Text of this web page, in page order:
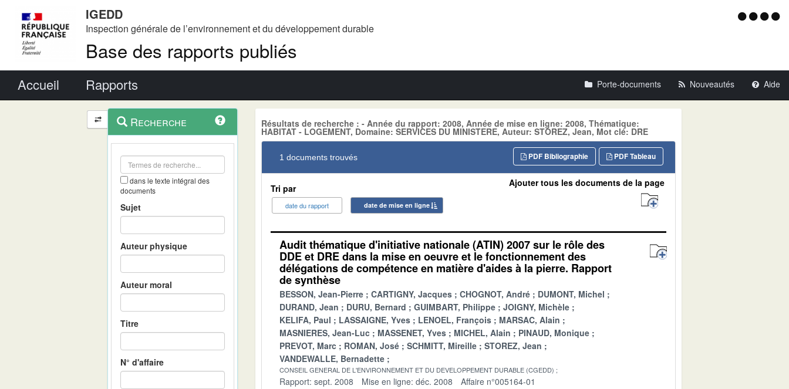
IGEDD
Inspection générale de l’environnement et du développement durable
Base des rapports publiés
Menu
Accueil Rapports Porte-documents Nouveautés Aide
Navigation
et
outils
contextuel
Recherche
dans le texte intégral des
documents
Sujet
Auteur physique
Auteur moral
Titre
N° d'affaire
Résultats de recherche : - Année du rapport: 2008, Année de mise en ligne: 2008, Thématique:
HABITAT - LOGEMENT, Domaine: SERVICES DU MINISTERE, Auteur: STOREZ, Jean, Mot clé: DRE
1 documents trouvés PDF Tableau
PDF Bibliographie
Tri par
date du rapport date de mise en ligne
Ajouter tous les documents de la page
Audit thématique d'initiative nationale (ATIN) 2007 sur le rôle des
DDE et DRE dans la mise en oeuvre et le fonctionnement des
délégations de compétence en matière d'aides à la pierre. Rapport
de synthèse
BESSON, Jean-Pierre CARTIGNY, Jacques CHOGNOT, André
DUMONT, Michel
DURAND, Jean
DURU, Bernard GUIMBART, Philippe
JOIGNY, Michèle
KELIFA, Paul
LASSAIGNE, Yves LENOEL, François
MARSAC, Alain
MASNIERES, Jean-Luc
MASSENET, Yves MICHEL, Alain
PINAUD, Monique
PREVOT, Marc
ROMAN, José SCHMITT, Mireille
STOREZ, Jean
VANDEWALLE, Bernadette
CONSEIL GENERAL DE L'ENVIRONNEMENT ET DU DEVELOPPEMENT DURABLE (CGEDD)
Rapport: sept. 2008 Mise en ligne: déc. 2008 Affaire n°005164-01